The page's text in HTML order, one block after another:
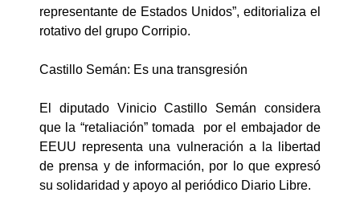
representante de Estados Unidos”, editorializa el
rotativo del grupo Corripio.
Castillo Semán: Es una transgresión
El diputado Vinicio Castillo Semán considera
que la “retaliación” tomada por el embajador de
EEUU representa una vulneración a la libertad
de prensa y de información, por lo que expresó
su solidaridad y apoyo al periódico Diario Libre.